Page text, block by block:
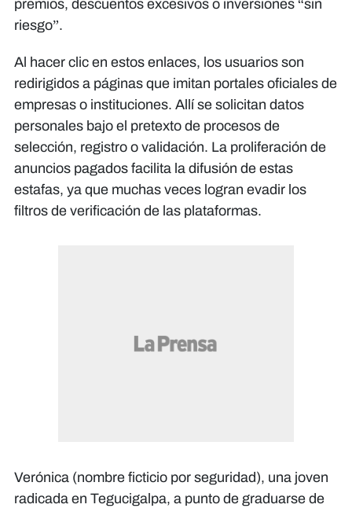
premios, descuentos excesivos o inversiones “sin
riesgo”.
Al hacer clic en estos enlaces, los usuarios son
redirigidos a páginas que imitan portales oficiales de
empresas o instituciones. Allí se solicitan datos
personales bajo el pretexto de procesos de
selección, registro o validación. La proliferación de
anuncios pagados facilita la difusión de estas
estafas, ya que muchas veces logran evadir los
filtros de verificación de las plataformas.
Verónica (nombre ficticio por seguridad), una joven
radicada en Tegucigalpa, a punto de graduarse de